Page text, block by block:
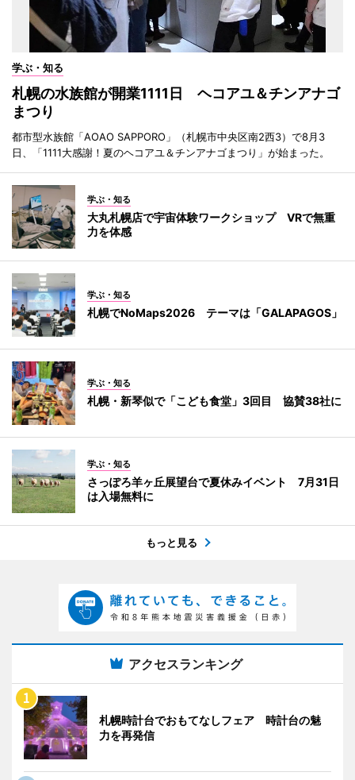
学ぶ・知る
札幌の水族館が開業1111日 ヘコアユ＆チンアナゴ
まつり
都市型水族館「AOAO SAPPORO」（札幌市中央区南2西3）で8月3
日、「1111大感謝！夏のヘコアユ＆チンアナゴまつり」が始まった。
学ぶ・知る
大丸札幌店で宇宙体験ワークショップ VRで無重
力を体感
学ぶ・知る
札幌でNoMaps2026 テーマは「GALAPAGOS」
学ぶ・知る
札幌・新琴似で「こども食堂」3回目 協賛38社に
学ぶ・知る
さっぽろ羊ヶ丘展望台で夏休みイベント 7月31日
は入場無料に
もっと見る
アクセスランキング
札幌時計台でおもてなしフェア 時計台の魅
力を再発信